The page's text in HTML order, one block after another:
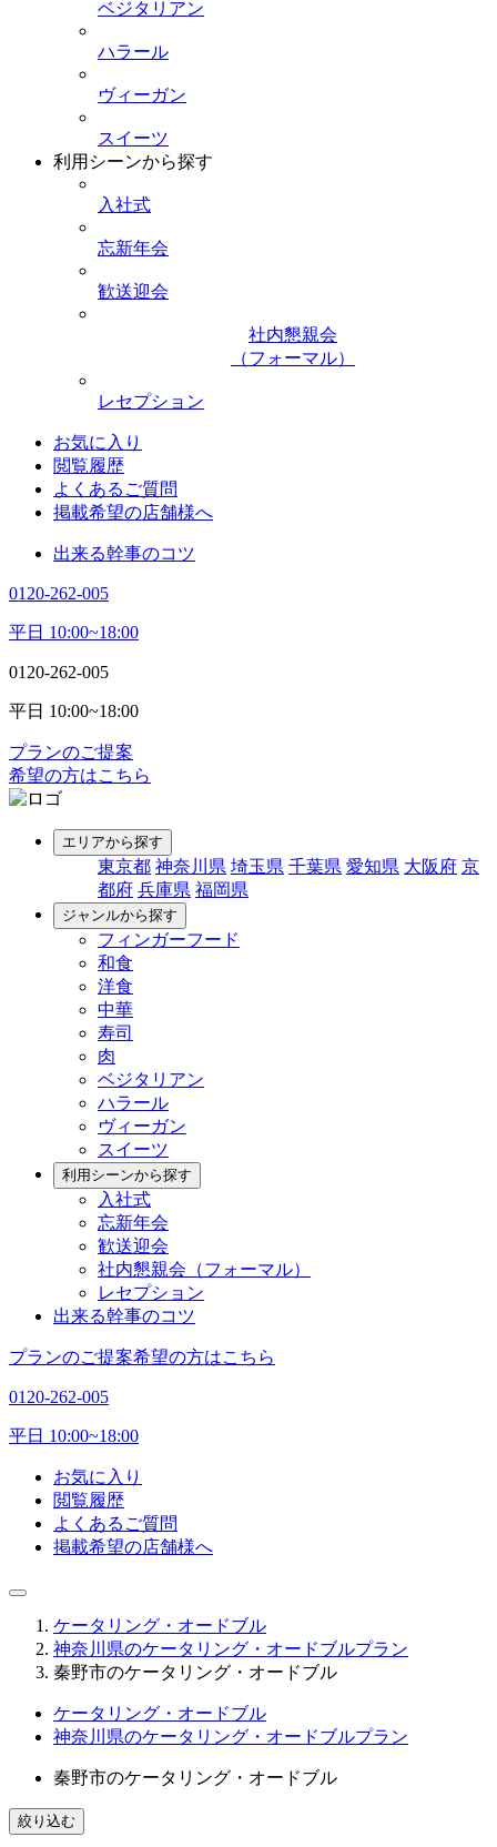
ベジタリアン
ハラール
ヴィーガン
スイーツ
利用シーンから探す
入社式
忘新年会
歓送迎会
社内懇親会
（フォーマル）
レセプション
お気に入り
閲覧履歴
よくあるご質問
掲載希望の店舗様へ
出来る幹事のコツ
0120-262-005
平日 10:00~18:00
0120-262-005
平日 10:00~18:00
プランのご提案
希望の方はこちら
エリアから探す
東京都 神奈川県 埼玉県 千葉県 愛知県 大阪府 京
都府 兵庫県 福岡県
ジャンルから探す
フィンガーフード
和食
洋食
中華
寿司
肉
ベジタリアン
ハラール
ヴィーガン
スイーツ
利用シーンから探す
入社式
忘新年会
歓送迎会
社内懇親会（フォーマル）
レセプション
出来る幹事のコツ
プランのご提案希望の方はこちら
0120-262-005
平日 10:00~18:00
お気に入り
閲覧履歴
よくあるご質問
掲載希望の店舗様へ
ケータリング・オードブル
神奈川県のケータリング・オードブルプラン
秦野市のケータリング・オードブル
ケータリング・オードブル
神奈川県のケータリング・オードブルプラン
秦野市のケータリング・オードブル
絞り込む